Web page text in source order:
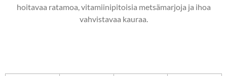
hoitavaa ratamoa, vitamiinipitoisia metsämarjoja ja ihoa
vahvistavaa kauraa.